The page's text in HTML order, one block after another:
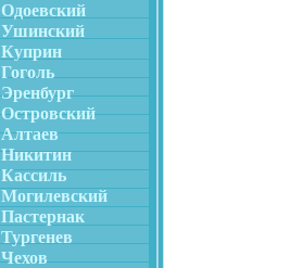
Одоевский
Ушинский
Куприн
Гоголь
Эренбург
Островский
Алтаев
Никитин
Кассиль
Могилевский
Пастернак
Тургенев
Чехов